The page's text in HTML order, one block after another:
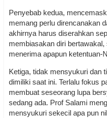
Penyebab kedua,
memang perlu direncanakan
akhirnya harus diserahkan
membiasakan diri
menerima apapun ketentuan-
Ketiga, tidak mensyukuri dan
dimiliki saat ini. Terlalu fokus
membuat seseorang lupa
sedang ada. Prof Salami
mensyukuri sekecil apa pun